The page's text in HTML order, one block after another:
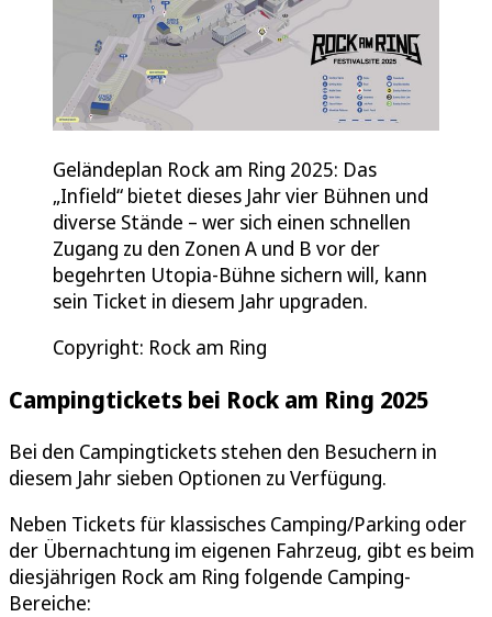
Geländeplan Rock am Ring 2025: Das
„Infield“ bietet dieses Jahr vier Bühnen und
diverse Stände – wer sich einen schnellen
Zugang zu den Zonen A und B vor der
begehrten Utopia-Bühne sichern will, kann
sein Ticket in diesem Jahr upgraden.
Copyright: Rock am Ring
Campingtickets bei Rock am Ring 2025
Bei den Campingtickets stehen den Besuchern in
diesem Jahr sieben Optionen zu Verfügung.
Neben Tickets für klassisches Camping/Parking oder
der Übernachtung im eigenen Fahrzeug, gibt es beim
diesjährigen Rock am Ring folgende Camping-
Bereiche: